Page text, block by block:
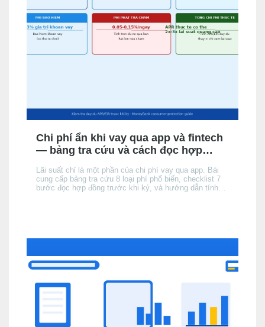
Chi phí ẩn khi vay qua app và fintech
— bảng tra cứu và cách đọc hợp
Lãi suất chỉ là một phần của chi phí vay qua app. Bài
cung cấp bảng tra cứu 8 loại phí phổ biến, checklist 7
bước đọc hợp đồng trước khi ký, và hướng dẫn tính